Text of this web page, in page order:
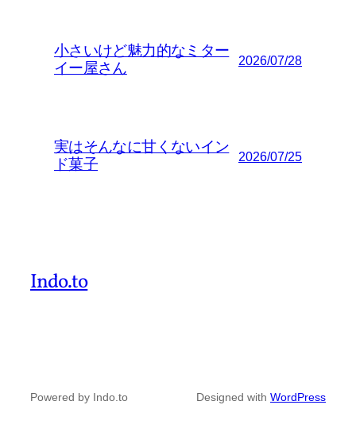
小さいけど魅力的なミター
イー屋さん
2026/07/28
実はそんなに甘くないイン
ド菓子
2026/07/25
Indo.to
Powered by Indo.to Designed with WordPress